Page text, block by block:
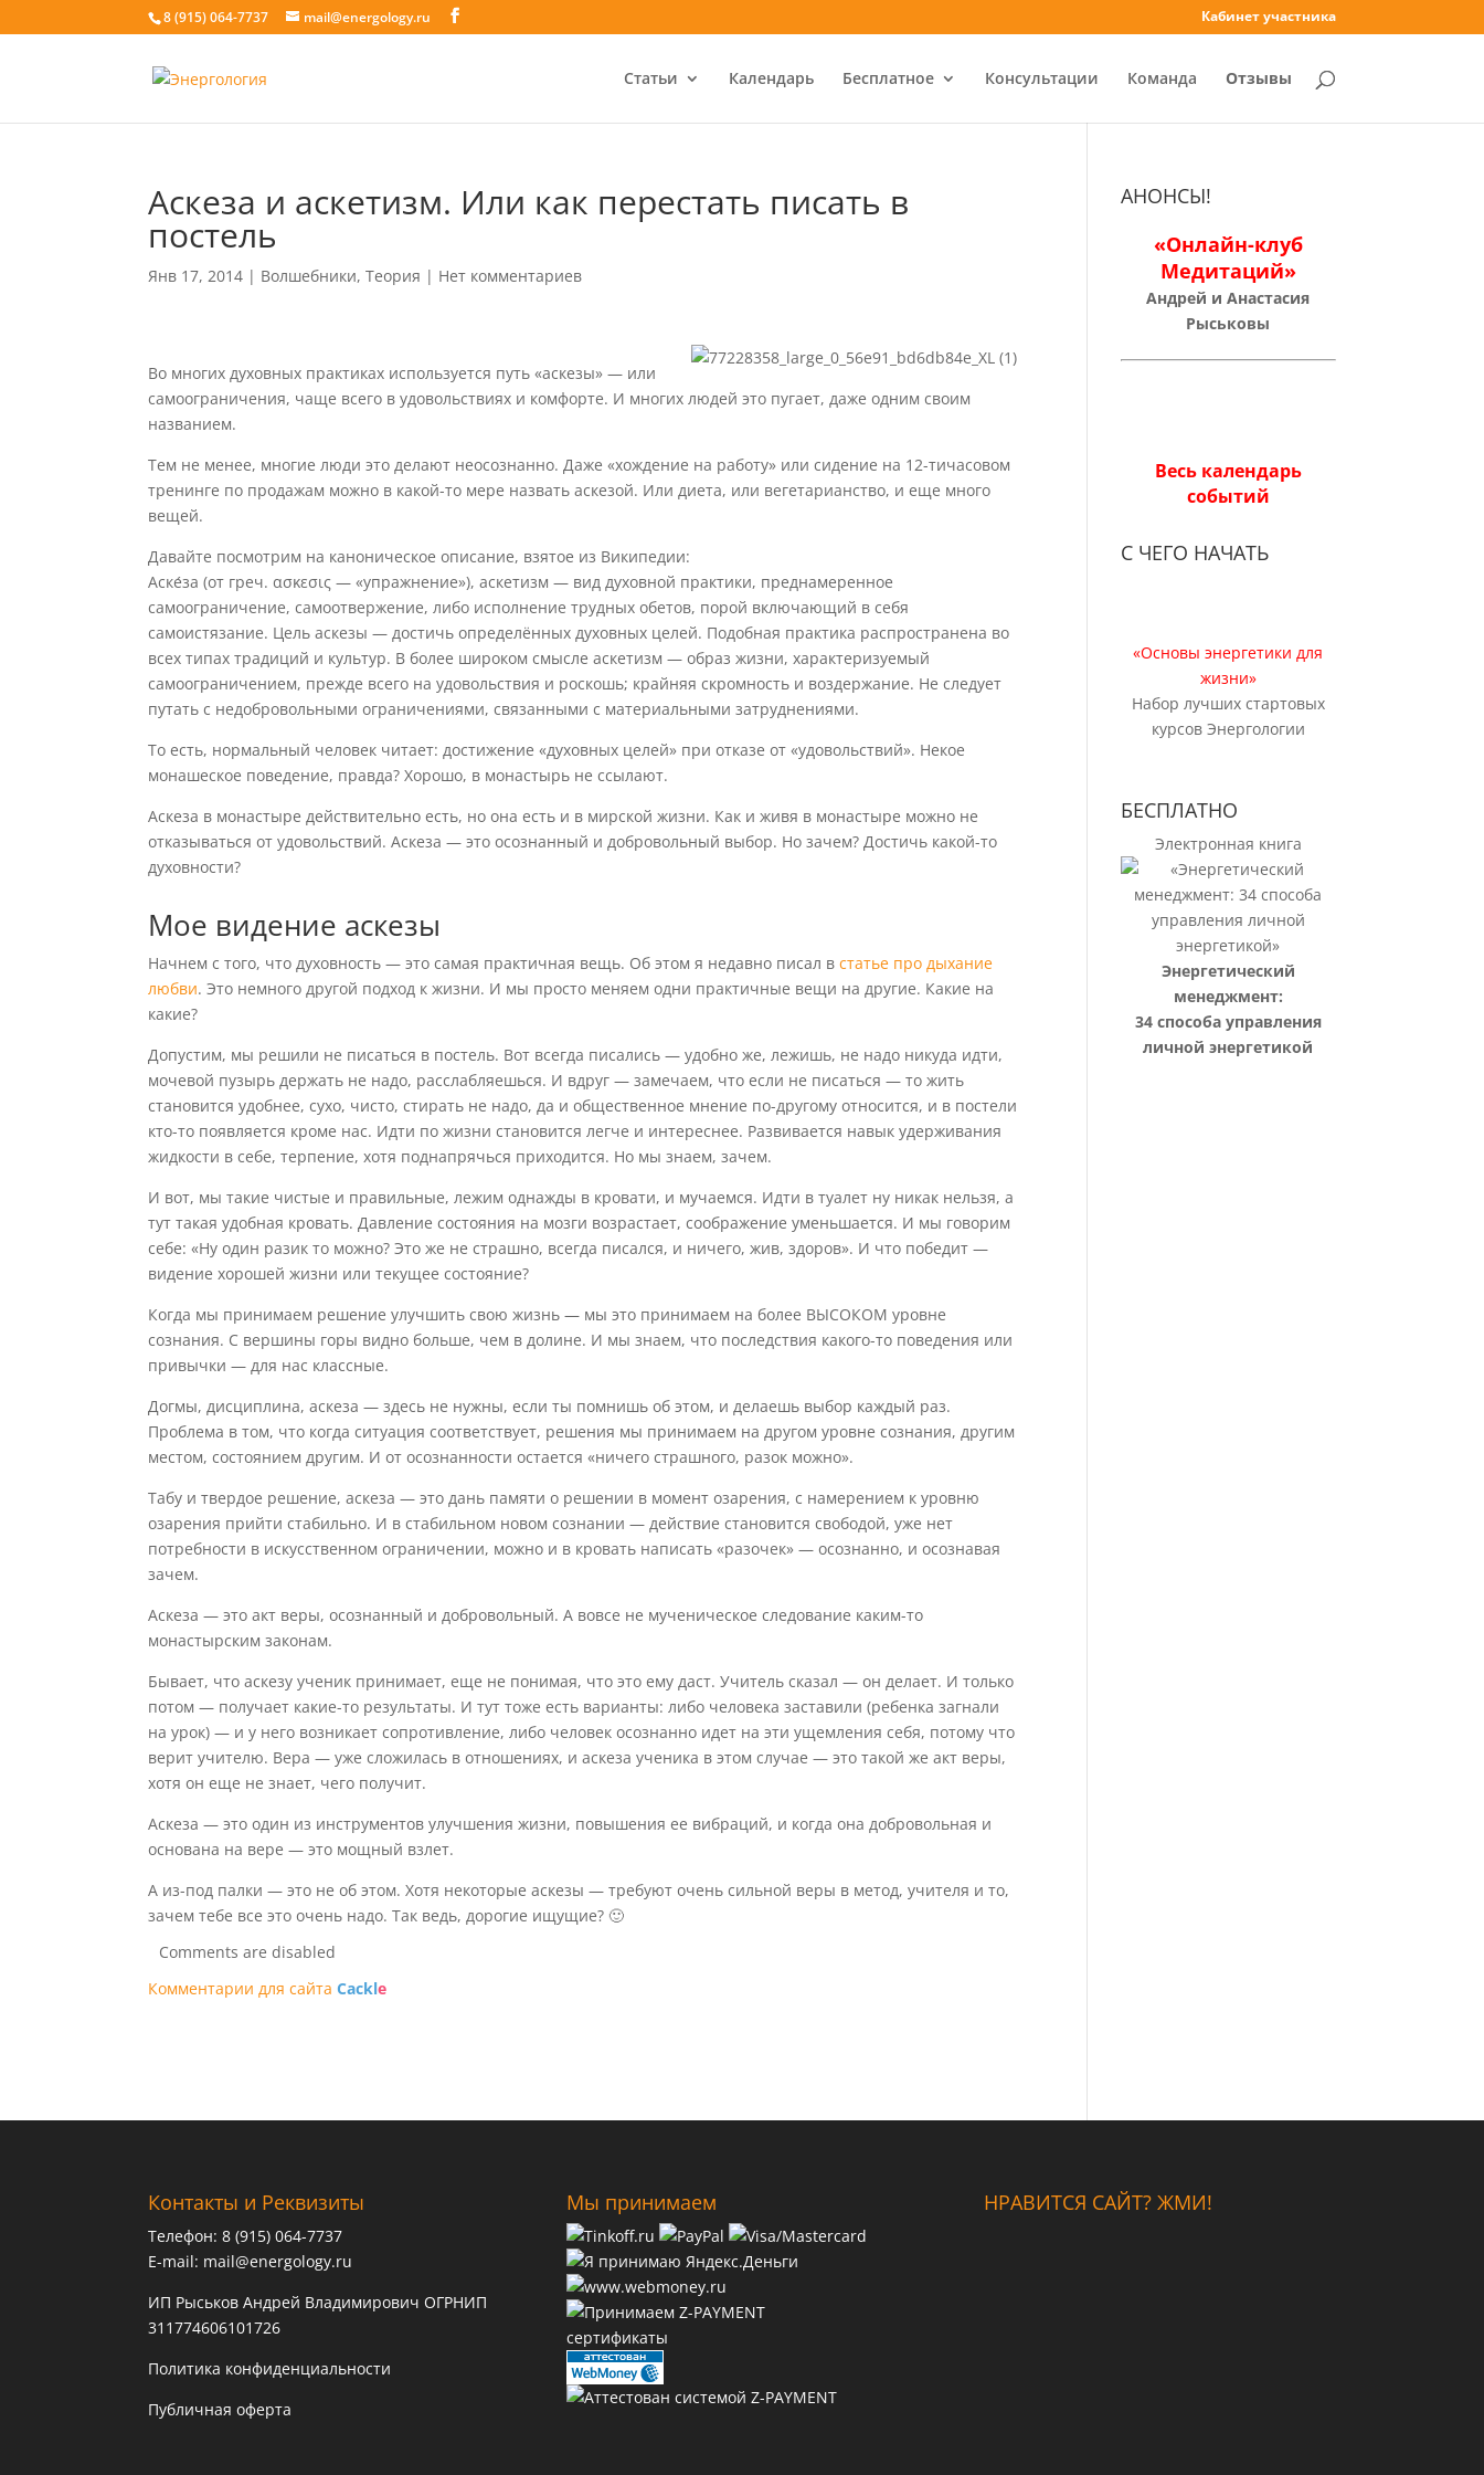
8 (915) 064-7737 mail@energology.ru Кабинет участника
Статьи Календарь Бесплатное Консультации Команда Отзывы
Аскеза и аскетизм. Или как перестать писать в
постель
Янв 17, 2014 | Волшебники,Теория | Нет комментариев
Во многих духовных практиках используется путь «аскезы» — или
самоограничения, чаще всего в удовольствиях и комфорте. И многих людей это пугает, даже одним своим
названием.
Тем не менее, многие люди это делают неосознанно. Даже «хождение на работу» или сидение на 12-тичасовом
тренинге по продажам можно в какой-то мере назвать аскезой. Или диета, или вегетарианство, и еще много
вещей.
Давайте посмотрим на каноническое описание, взятое из Википедии:
Аске́за (от греч. ασκεσις — «упражнение»), аскетизм — вид духовной практики, преднамеренное
самоограничение, самоотвержение, либо исполнение трудных обетов, порой включающий в себя
самоистязание. Цель аскезы — достичь определённых духовных целей. Подобная практика распространена во
всех типах традиций и культур. В более широком смысле аскетизм — образ жизни, характеризуемый
самоограничением, прежде всего на удовольствия и роскошь; крайняя скромность и воздержание. Не следует
путать с недобровольными ограничениями, связанными с материальными затруднениями.
То есть, нормальный человек читает: достижение «духовных целей» при отказе от «удовольствий». Некое
монашеское поведение, правда? Хорошо, в монастырь не ссылают.
Аскеза в монастыре действительно есть, но она есть и в мирской жизни. Как и живя в монастыре можно не
отказываться от удовольствий. Аскеза — это осознанный и добровольный выбор. Но зачем? Достичь какой-то
духовности?
Мое видение аскезы
Начнем с того, что духовность — это самая практичная вещь. Об этом я недавно писал встатье про дыхание
любви. Это немного другой подход к жизни. И мы просто меняем одни практичные вещи на другие. Какие на
какие?
Допустим, мы решили не писаться в постель. Вот всегда писались — удобно же, лежишь, не надо никуда идти,
мочевой пузырь держать не надо, расслабляешься. И вдруг — замечаем, что если не писаться — то жить
становится удобнее, сухо, чисто, стирать не надо, да и общественное мнение по-другому относится, и в постели
кто-то появляется кроме нас. Идти по жизни становится легче и интереснее. Развивается навык удерживания
жидкости в себе, терпение, хотя поднапрячься приходится. Но мы знаем, зачем.
И вот, мы такие чистые и правильные, лежим однажды в кровати, и мучаемся. Идти в туалет ну никак нельзя, а
тут такая удобная кровать. Давление состояния на мозги возрастает, соображение уменьшается. И мы говорим
себе: «Ну один разик то можно? Это же не страшно, всегда писался, и ничего, жив, здоров». И что победит —
видение хорошей жизни или текущее состояние?
Когда мы принимаем решение улучшить свою жизнь — мы это принимаем на более ВЫСОКОМ уровне
сознания. С вершины горы видно больше, чем в долине. И мы знаем, что последствия какого-то поведения или
привычки — для нас классные.
Догмы, дисциплина, аскеза — здесь не нужны, если ты помнишь об этом, и делаешь выбор каждый раз.
Проблема в том, что когда ситуация соответствует, решения мы принимаем на другом уровне сознания, другим
местом, состоянием другим. И от осознанности остается «ничего страшного, разок можно».
Табу и твердое решение, аскеза — это дань памяти о решении в момент озарения, с намерением к уровню
озарения прийти стабильно. И в стабильном новом сознании — действие становится свободой, уже нет
потребности в искусственном ограничении, можно и в кровать написать «разочек» — осознанно, и осознавая
зачем.
Аскеза — это акт веры, осознанный и добровольный. А вовсе не мученическое следование каким-то
монастырским законам.
Бывает, что аскезу ученик принимает, еще не понимая, что это ему даст. Учитель сказал — он делает. И только
потом — получает какие-то результаты. И тут тоже есть варианты: либо человека заставили (ребенка загнали
на урок) — и у него возникает сопротивление, либо человек осознанно идет на эти ущемления себя, потому что
верит учителю. Вера — уже сложилась в отношениях, и аскеза ученика в этом случае — это такой же акт веры,
хотя он еще не знает, чего получит.
Аскеза — это один из инструментов улучшения жизни, повышения ее вибраций, и когда она добровольная и
основана на вере — это мощный взлет.
А из-под палки — это не об этом. Хотя некоторые аскезы — требуют очень сильной веры в метод, учителя и то,
зачем тебе все это очень надо. Так ведь, дорогие ищущие? 🙂
Comments are disabled
Комментарии для сайтаCackle
АНОНСЫ!
«Онлайн-клуб
Медитаций»
Андрей и Анастасия
Рыськовы
Весь календарь
событий
С ЧЕГО НАЧАТЬ
«Основы энергетики для
жизни»
Набор лучших стартовых
курсов Энергологии
БЕСПЛАТНО
Электронная книга
Энергетический
менеджмент:
34 способа управления
личной энергетикой
Контакты и Реквизиты
Телефон: 8 (915) 064-7737
E-mail: mail@energology.ru
ИП Рыськов Андрей Владимирович ОГРНИП
311774606101726
Политика конфиденциальности
Публичная оферта
Мы принимаем
сертификаты
НРАВИТСЯ САЙТ? ЖМИ!